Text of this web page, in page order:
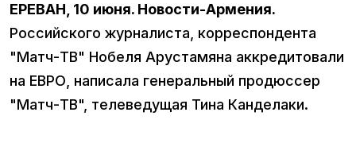
ЕРЕВАН, 10 июня. Новости-Армения.
Российского журналиста, корреспондента
"Матч-ТВ" Нобеля Арустамяна аккредитовали
на ЕВРО, написала генеральный продюссер
"Матч-ТВ", телеведущая Тина Канделаки.